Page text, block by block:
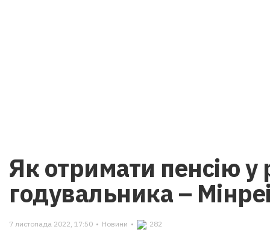
Як отримати пенсію у
годувальника –
7 листопада 2022, 17:50 • Новини • 282